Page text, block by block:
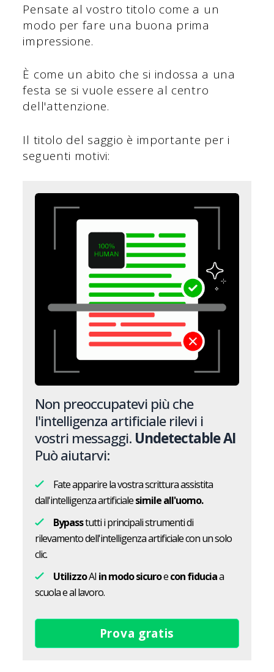
Pensate al vostro titolo come a un
modo per fare una buona prima
impressione.
È come un abito che si indossa a una
festa se si vuole essere al centro
dell'attenzione.
Il titolo del saggio è importante per i
seguenti motivi:
Non preoccupatevi più che
l'intelligenza artificiale rilevi i
vostri messaggi. Undetectable AI
Può aiutarvi:
Fate apparire la vostra scrittura assistita
dall'intelligenza artificialesimile all'uomo.
Bypasstutti i principali strumenti di
rilevamento dell'intelligenza artificiale con un solo
clic.
UtilizzoAI in modo sicuroecon fiduciaa
scuola e al lavoro.
Prova gratis